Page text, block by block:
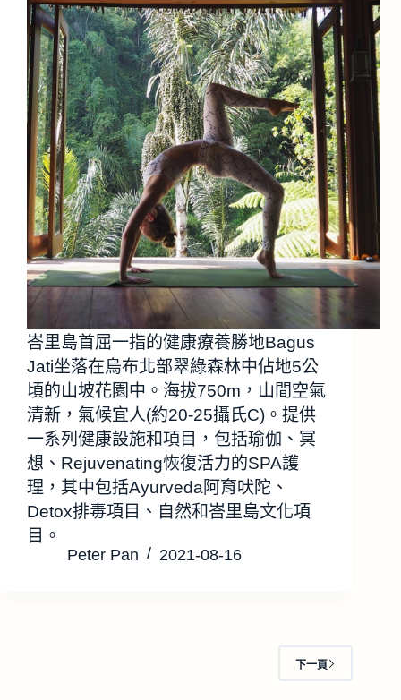
峇里島首屈一指的健康療養勝地Bagus
Jati坐落在烏布北部翠綠森林中佔地5公
頃的山坡花園中。海拔750m，山間空氣
清新，氣候宜人(約20-25攝氏C)。提供
一系列健康設施和項目，包括瑜伽、冥
想、Rejuvenating恢復活力的SPA護
理，其中包括Ayurveda阿育吠陀、
Detox排毒項目、自然和峇里島文化項
目。
Peter Pan 2021-08-16
下一頁